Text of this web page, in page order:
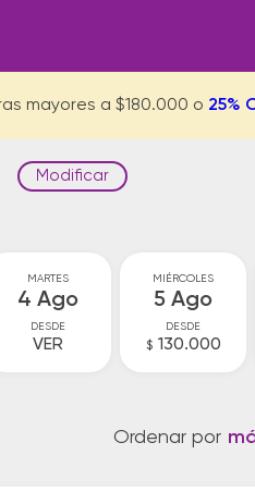
mayores a $180.000 o 25%
Modificar
MARTES
4 Ago
DESDE
VER
MIÉRCOLES
5 Ago
DESDE
$ 130.000
Ordenar por